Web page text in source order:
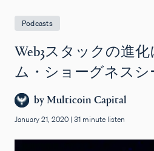
Podcasts
Web3スタックの進
ム・ショーグネス
byMulticoin Capital
January 21, 2020 | 31 minute listen